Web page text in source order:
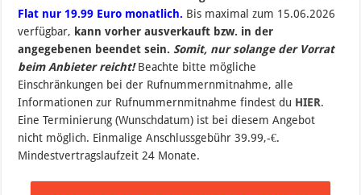
Flat nur 19.99 Euro monatlich. Bis maximal zum 15.06.2026
verfügbar, kann vorher ausverkauft bzw. in der
angegebenen beendet sein. Somit, nur solange der Vorrat
beim Anbieter reicht!Beachte bitte mögliche
Einschränkungen bei der Rufnummernmitnahme, alle
Informationen zur Rufnummernmitnahme findest du HIER.
Eine Terminierung (Wunschdatum) ist bei diesem Angebot
nicht möglich. Einmalige Anschlussgebühr 39.99,-€.
Mindestvertragslaufzeit 24 Monate.